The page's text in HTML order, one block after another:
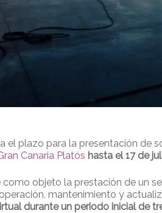
el plazo para la presentación de
Canaria Platós hasta el 17 de
objeto la prestación de un
mantenimiento y
durante un periodo inicial de